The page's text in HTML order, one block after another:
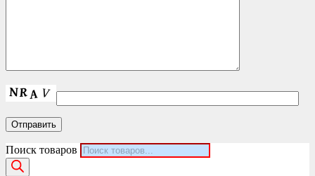
Поиск товаров